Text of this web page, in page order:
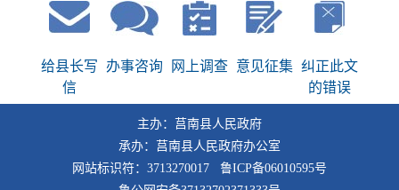
给县长写
信
办事咨询 网上调查 意见征集 纠正此文
的错误
主办：莒南县人民政府
承办：莒南县人民政府办公室
网站标识符：3713270017 鲁ICP备06010595号